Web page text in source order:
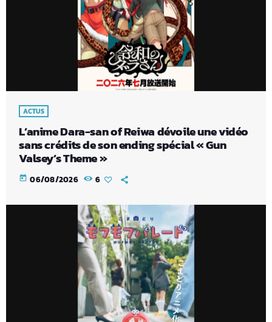
ACTUS
L’anime Dara-san of Reiwa dévoile une vidéo
sans crédits de son ending spécial « Gun
Valsey’s Theme »
today 06/08/2026 6